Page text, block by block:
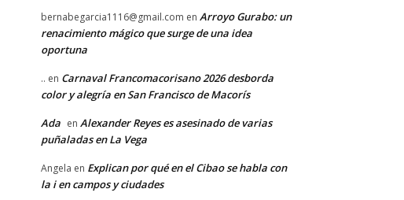
bernabegarcia1116@gmail.com en Arroyo Gurabo: un
renacimiento mágico que surge de una idea
oportuna
.. en Carnaval Francomacorisano 2026 desborda
color y alegría en San Francisco de Macorís
Ada en Alexander Reyes es asesinado de varias
puñaladas en La Vega
Angela en Explican por qué en el Cibao se habla con
la i en campos y ciudades